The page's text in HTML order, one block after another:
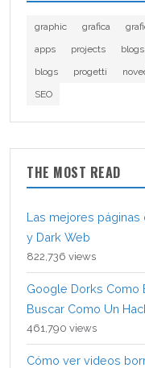
graphic grafica
apps
projects blogs
blogs
progetti
SEO
THE MOST READ
Las mejores páginas
y Dark Web
822,736 views
Google Dorks Como
Buscar Como Un
461,790 views
Cómo ver videos